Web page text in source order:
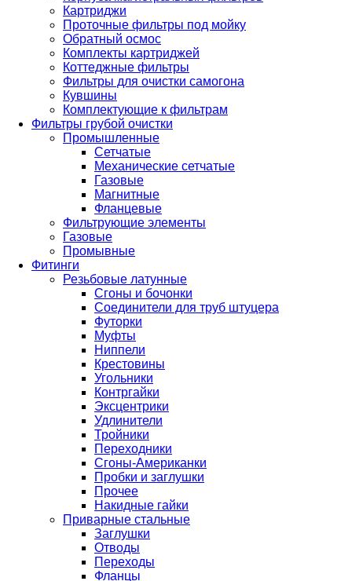
Картриджи
Проточные фильтры под мойку
Обратный осмос
Комплекты картриджей
Коттеджные фильтры
Фильтры для очистки самогона
Кувшины
Комплектующие к фильтрам
Фильтры грубой очистки
Промышленные
Сетчатые
Механические сетчатые
Газовые
Магнитные
Фланцевые
Фильтрующие элементы
Газовые
Промывные
Фитинги
Резьбовые латунные
Сгоны и бочонки
Соединители для труб штуцера
Футорки
Муфты
Ниппели
Крестовины
Угольники
Контргайки
Эксцентрики
Удлинители
Тройники
Переходники
Сгоны-Американки
Пробки и заглушки
Прочее
Накидные гайки
Приварные стальные
Заглушки
Отводы
Переходы
Фланцы